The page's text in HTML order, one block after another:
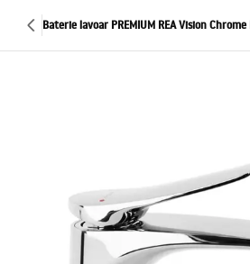
Baterie lavoar PREMIUM REA Vision Chrome